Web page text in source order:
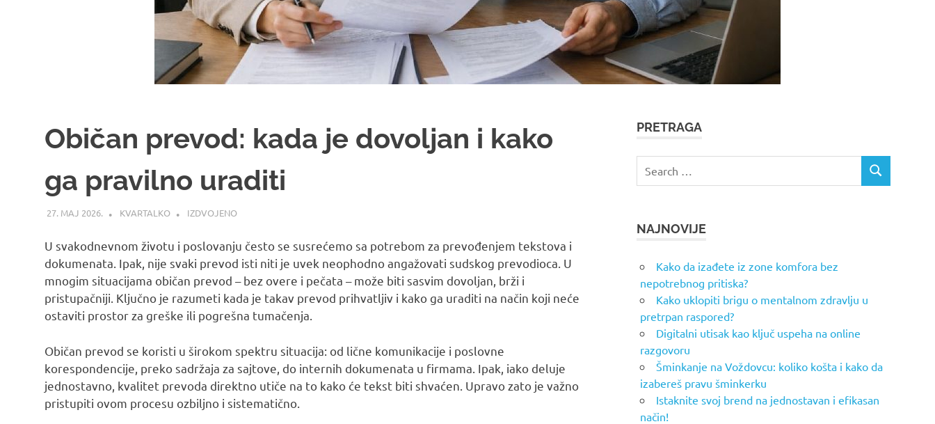
Običan prevod: kada je dovoljan i kako
ga pravilno uraditi
27. МАЈ 2026. KVARTALKO IZDVOJENO
U svakodnevnom životu i poslovanju često se susrećemo sa potrebom za prevođenjem tekstova i
dokumenata. Ipak, nije svaki prevod isti niti je uvek neophodno angažovati sudskog prevodioca. U
mnogim situacijama običan prevod – bez overe i pečata – može biti sasvim dovoljan, brži i
pristupačniji. Ključno je razumeti kada je takav prevod prihvatljiv i kako ga uraditi na način koji neće
ostaviti prostor za greške ili pogrešna tumačenja.
Običan prevod se koristi u širokom spektru situacija: od lične komunikacije i poslovne
korespondencije, preko sadržaja za sajtove, do internih dokumenata u firmama. Ipak, iako deluje
jednostavno, kvalitet prevoda direktno utiče na to kako će tekst biti shvaćen. Upravo zato je važno
pristupiti ovom procesu ozbiljno i sistematično.
PRETRAGA
SEARCH
NAJNOVIJE
Kako da izađete iz zone komfora bez
nepotrebnog pritiska?
Kako uklopiti brigu o mentalnom zdravlju u
pretrpan raspored?
Digitalni utisak kao ključ uspeha na online
razgovoru
Šminkanje na Voždovcu: koliko košta i kako da
izabereš pravu šminkerku
Istaknite svoj brend na jednostavan i efikasan
način!